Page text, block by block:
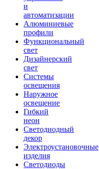
и
автоматизации
Алюминиевые
профили
Функциональный
свет
Дизайнерский
свет
Системы
освещения
Наружное
освещение
Гибкий
неон
Светодиодный
декор
Электроустановочные
изделия
Светодиоды